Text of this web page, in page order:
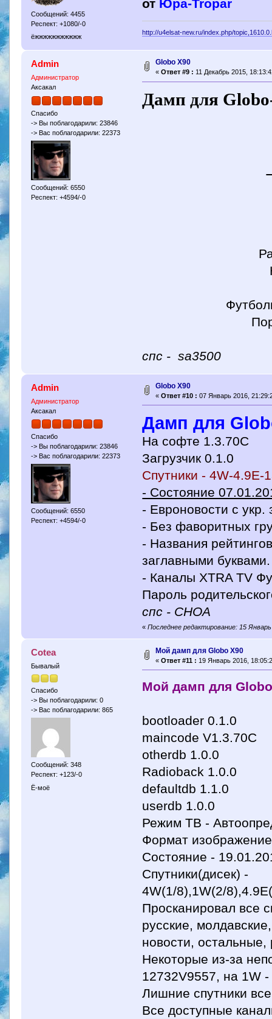
Сообщений: 4455
Респект: +1080/-0
ёжжжжжжжжжжж
от Юра-Tropar
http://u4elsat-new.ru/index.php/
Admin
Администратор
Аксакал
Спасибо
-> Вы поблагодарили: 23846
-> Вас поблагодарили: 22373
Сообщений: 6550
Респект: +4594/-0
Globo X90
« Ответ #9 : 11 Декабрь 2015,
Дамп для
Радио и
Каналы
Футболы
Порты
спс - sa3500
Admin
Администратор
Аксакал
Спасибо
-> Вы поблагодарили: 23846
-> Вас поблагодарили: 22373
Сообщений: 6550
Респект: +4594/-0
Globo X90
« Ответ #10 : 07 Январь 2016,
Дамп для
На софте 1.3.70С
Загрузчик 0.1.0
Спутники - 4W-4.9E-
- Состояние
- Евроновости с укр.
- Без фаворитных
- Названия
заглавными буквами.
- Каналы XTRA TV
Пароль
спс - CHOA
«Последнее редактирование: 15
Cotea
Бывалый
Спасибо
-> Вы поблагодарили: 0
-> Вас поблагодарили: 865
Сообщений: 348
Респект: +123/-0
Ё-моё
Мой дамп для Globo Х90
« Ответ #11 : 19 Январь 2016,
Мой дамп для
bootloader 0.1.0
maincode V1.3.70C
otherdb 1.0.0
Radioback 1.0.0
defaultdb 1.1.0
userdb 1.0.0
Режим ТВ -
Формат
Состояние -
Спутники(дисек) -
4W(1/8),1W(2/
Просканировал все
русские,
новости,
Некоторые из-за
12732V9557, на 1W
Лишние спутники
Все доступные